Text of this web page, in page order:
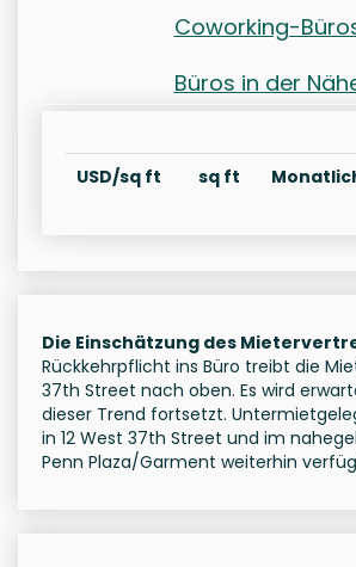
Coworking-
Büros in der
USD/sq ft sq ft
Die Einschätzung des
Rückkehrpflicht ins Büro treibt die
37th Street nach oben. Es wird
dieser Trend fortsetzt.
in 12 West 37th Street und im
Penn Plaza/Garment weiterhin